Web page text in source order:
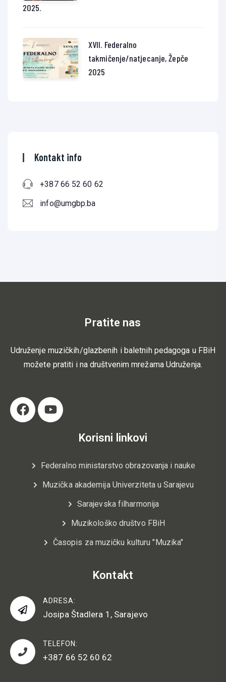
2025.
XVII. Federalno
takmičenje/natjecanje, Žepče
2025
Kontakt info
+387 66 52 60 62
info@umgbp.ba
Pratite nas
Udruženje muzičkih/glazbenih i baletnih pedagoga u FBiH
možete pratiti i na društvenim mrežama Udruženja.
Korisni linkovi
Federalno ministarstvo obrazovanja i nauke
Muzička akademija Univerziteta u Sarajevu
Sarajevska filharmonija
Muzikološko društvo FBiH
Časopis za muzičku kulturu "Muzika"
Kontakt
ADRESA:
Josipa Štadlera 1, Sarajevo
TELEFON:
+387 66 52 60 62